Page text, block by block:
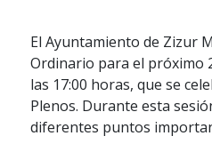
El Ayuntamiento de Zizur
Ordinario para el próximo
las 17:00 horas, que se
Plenos. Durante esta
diferentes puntos